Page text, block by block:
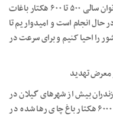
رییس سازمان چای کشور خاطرنشان کرد: می توان سالی ۵۰۰ تا ۶۰۰ هکتار باغات
حال انجام است و امیدواریم تا
را احیا کنیم و برای سرعت در
معرض تهدید
بیش از شهرهای گیلان در
معرض تهدید قرار دارند، اظهار کرد: بیش از ۶۰۰۰ هکتار باغ چای رها شده در